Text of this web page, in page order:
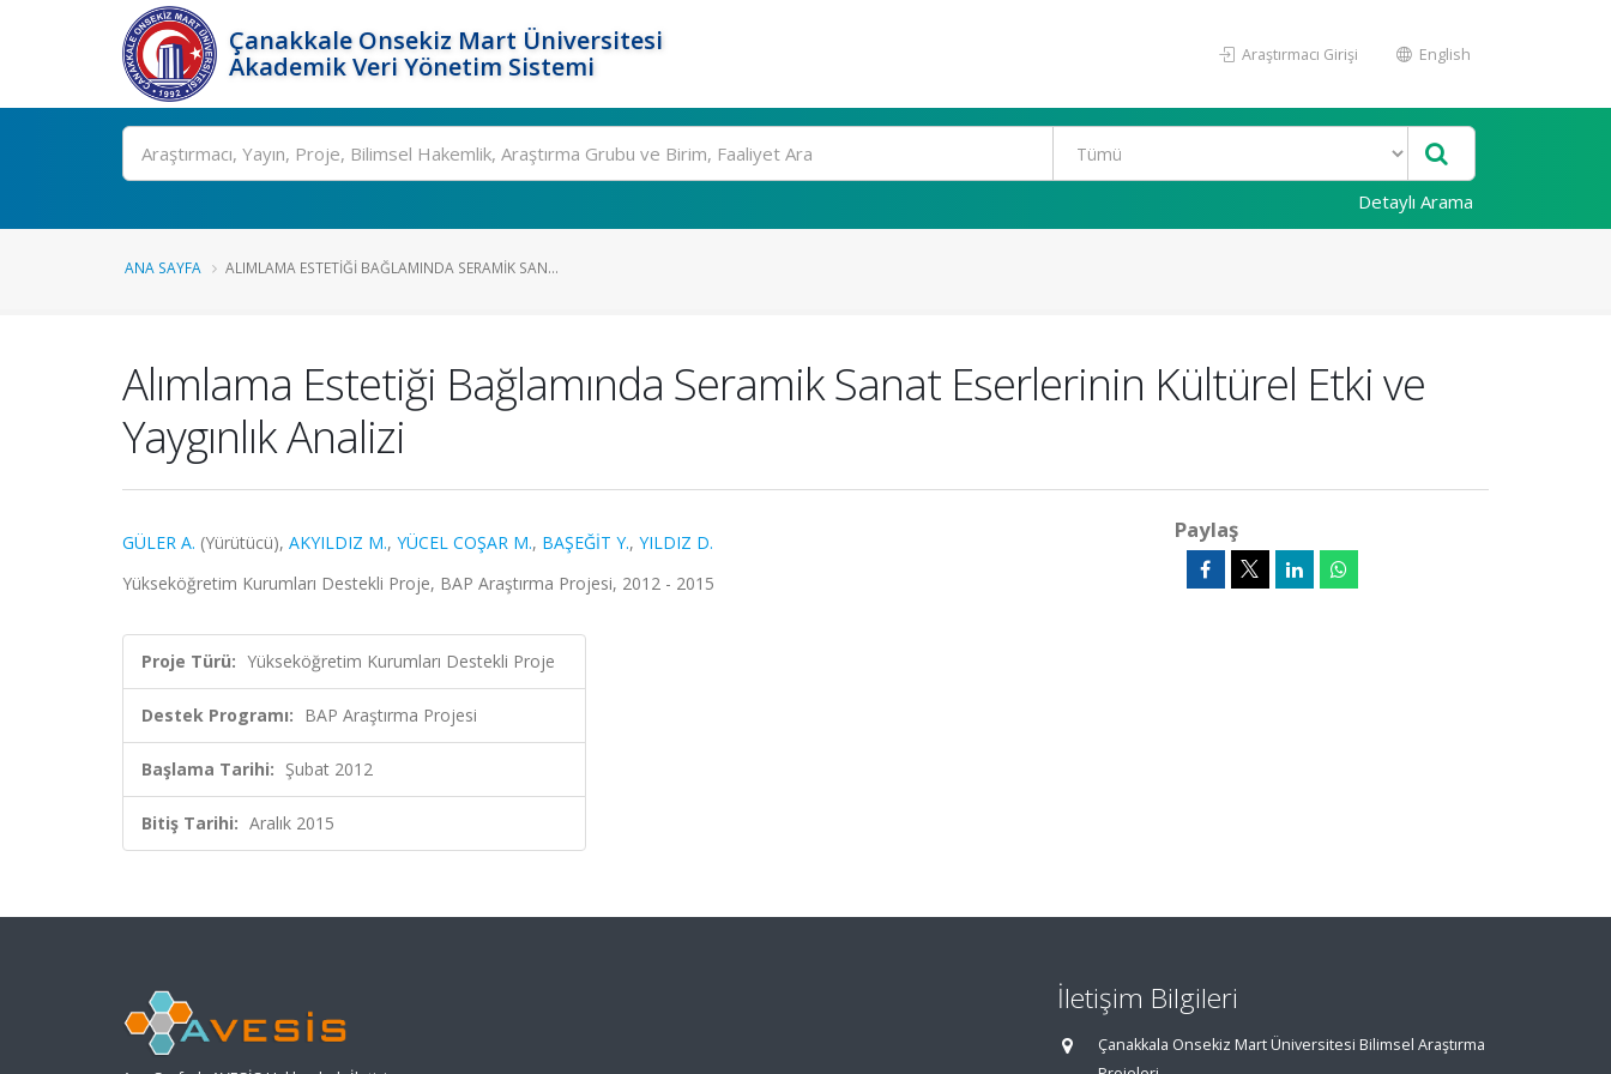
Çanakkale Onsekiz Mart Üniversitesi
Akademik Veri Yönetim Sistemi
Araştırmacı Girişi English
Ara
Detaylı Arama
ANA SAYFA ALIMLAMA ESTETIĞI BAĞLAMINDA SERAMIK SAN...
Alımlama Estetiği Bağlamında Seramik Sanat Eserlerinin Kültürel Etki ve
Yaygınlık Analizi
GÜLER A. (Yürütücü), AKYILDIZ M., YÜCEL COŞAR M., BAŞEĞİT Y., YILDIZ D.
Yükseköğretim Kurumları Destekli Proje, BAP Araştırma Projesi, 2012 - 2015
Proje Türü: Yükseköğretim Kurumları Destekli Proje
Destek Programı: BAP Araştırma Projesi
Başlama Tarihi: Şubat 2012
Bitiş Tarihi: Aralık 2015
Paylaş
İletişim Bilgileri
Çanakkala Onsekiz Mart Üniversitesi Bilimsel Araştırma